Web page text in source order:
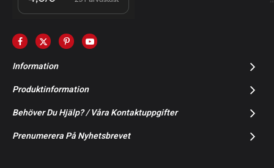
Information
Produktinformation
Behöver Du Hjälp? / Våra Kontaktuppgifter
Prenumerera På Nyhetsbrevet